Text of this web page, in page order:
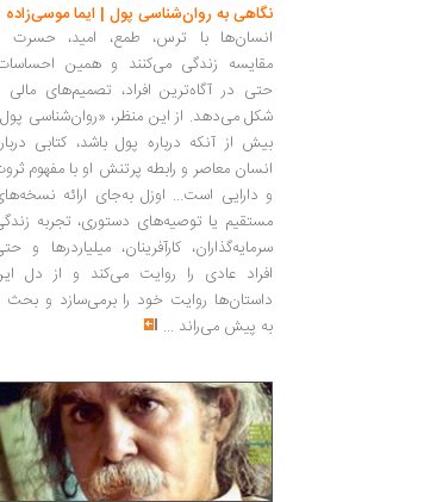
نگاهی به روان‌شناسی پول | ایما موسی‌زاده
انسان‌ها با ترس، طمع، امید، حسرت
مقایسه زندگی می‌کنند و همین
حتی در آگاه‌ترین افراد، تصمیم‌های مالی
شکل می‌دهد. از این منظر، «روان‌شناسی
بیش از آنکه درباره پول باشد، کتابی
انسان معاصر و رابطه پرتنش او با مفهوم
و دارایی است... اوزل به‌جای ارائه
مستقیم یا توصیه‌های دستوری، تجربه
سرمایه‌گذاران، کارآفرینان، میلیاردرها و
افراد عادی را روایت می‌کند و از دل
داستان‌ها روایت خود را برمی‌سازد و بحث
به پیش می‌راند ...